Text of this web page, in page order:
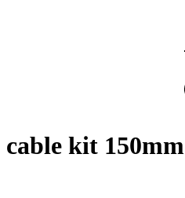
cable kit 150mm